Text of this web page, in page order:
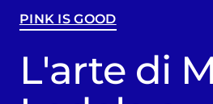
PINK IS GOOD
L'arte di